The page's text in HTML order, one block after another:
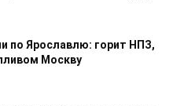
по Ярославлю: горит НПЗ,
Москву